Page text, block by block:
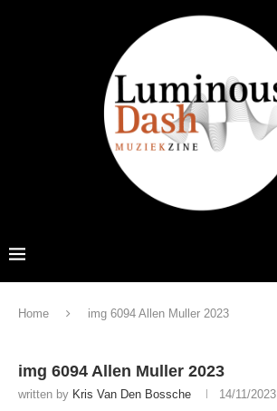
Home img 6094 Allen Muller 2023
img 6094 Allen Muller 2023
written by Kris Van Den Bossche 14/11/2023